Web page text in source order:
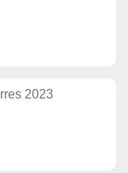
2023